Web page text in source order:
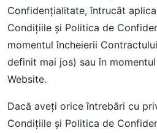
Confidențialitate, întrucât
Condiţiile şi Politica de
momentul încheierii
definit mai jos) sau în
Website.
Dacă aveţi orice întrebări cu
Condițiile şi Politica de